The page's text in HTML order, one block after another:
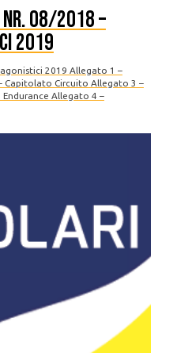
08/2018 –
2019
2019 Allegato 1 –
Capitolato Circuito Allegato 3 –
Allegato 4 –